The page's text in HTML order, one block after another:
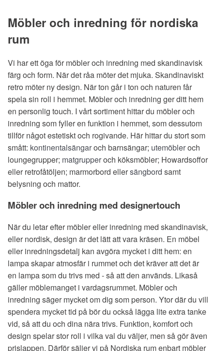
Möbler och inredning för nordiska
rum
Vi har ett öga för möbler och inredning med skandinavisk
färg och form. När det råa möter det mjuka. Skandinaviskt
retro möter ny design. När ton går i ton och naturen får
spela sin roll i hemmet. Möbler och inredning ger ditt hem
en personlig touch. I vårt sortiment hittar du möbler och
inredning som fyller en funktion i hemmet, som dessutom
tillför något estetiskt och rogivande. Här hittar du stort som
smått: kontinentalsängaroch barnsängar; utemöbleroch
loungegrupper; matgrupperoch köksmöbler; Howardsoffor
eller retrofåtöljen; marmorbord ellersängbord samt
belysning och mattor.
Möbler och inredning med designertouch
När du letar efter möbler eller inredning med skandinavisk,
eller nordisk, design är det lätt att vara kräsen. En möbel
eller inredningsdetalj kan avgöra mycket i ditt hem: en
lampa skapar atmosfär i rummet och det kräver att det är
en lampa som du trivs med - så att den används. Likaså
gäller möblemanget i vardagsrummet. Möbler och
inredning säger mycket om dig som person. Ytor där du vill
spendera mycket tid på bör du också lägga lite extra tanke
vid, så att du och dina nära trivs. Funktion, komfort och
design spelar stor roll i vilka val du väljer, men så gör även
prislappen. Därför säljer vi på Nordiska rum enbart möbler